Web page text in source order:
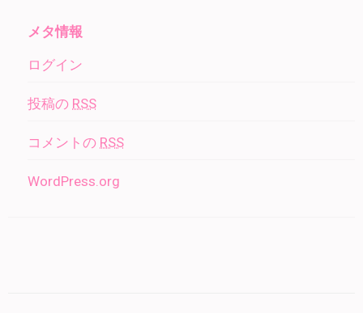
メタ情報
ログイン
投稿の RSS
コメントの RSS
WordPress.org